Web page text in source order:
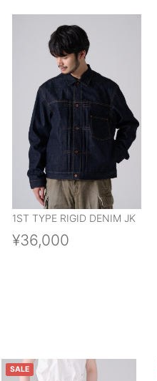
1ST TYPE RIGID DENIM JK
¥36,000
SALE